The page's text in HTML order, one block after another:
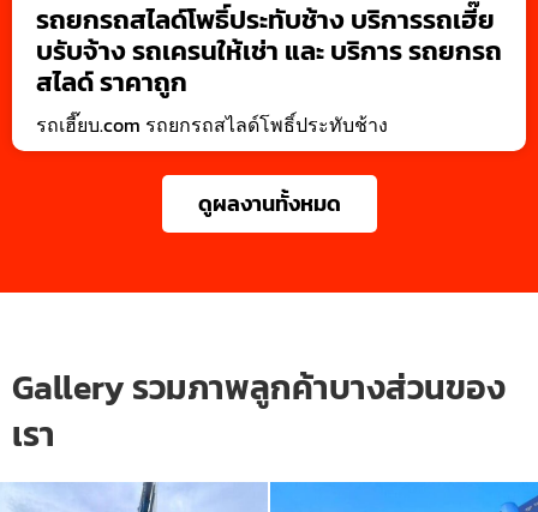
รถยกรถสไลด์โพธิ์ประทับช้าง บริการรถเฮี๊ย
บรับจ้าง รถเครนให้เช่า และ บริการ รถยกรถ
สไลด์ ราคาถูก
รถเฮี๊ยบ.com รถยกรถสไลด์โพธิ์ประทับช้าง
ดูผลงานทั้งหมด
Gallery รวมภาพลูกค้าบางส่วนของ
เรา